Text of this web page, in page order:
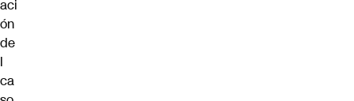
aci
ón
de
l
ca